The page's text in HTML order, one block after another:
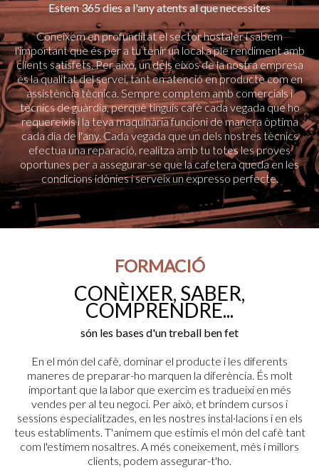
Estem 365 dies a l'any atents al que necessites
Coneixem en profunditat el sector hostaler i sabem
l'important que és per a tu tenir un local a ple rendiment amb
clients satisfets. Per això, un dels eixos de la nostra empresa
és la qualitat del servei, tant en atenció en producte com en
assistència tècnica. Sempre comptem amb comercials i
tècnics de guàrdia, perquè tinguis cafè cada vegada que ho
requereixis i la teva maquinària funcioni de manera òptima
cada dia de l'any. Cada vegada que un dels nostres tècnics
efectua una reparació, realitza amb tu totes les proves
oportunes per a assegurar-se que la cafetera queda en les
condicions idònies i serveix un expresso perfecte.
FORMACIÓ
CONÈIXER, SABER,
COMPRENDRE...
són les bases d'un treball ben fet
En el món del cafè, dominar el producte i les diferents
maneres de preparar-ho marquen la diferència. És molt
important que la labor que exercim es tradueixi en més
vendes per al teu negoci. Per això, et brindem cursos i
sessions especialitzades, en les nostres instal·lacions i en els
teus establiments. T'animem que estimis el món del cafè tant
com l'estimem nosaltres. A més coneixement, més i millors
clients, podem assegurar-t'ho.